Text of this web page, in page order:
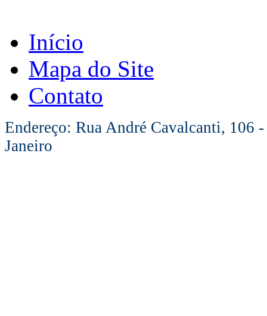
Início
Mapa do Site
Contato
Endereço: Rua André Cavalcanti, 106
Janeiro